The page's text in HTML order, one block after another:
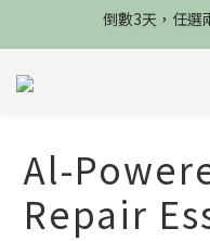
限8/8當天，滿
限時物
限8/8當天，滿
Al-
Repair